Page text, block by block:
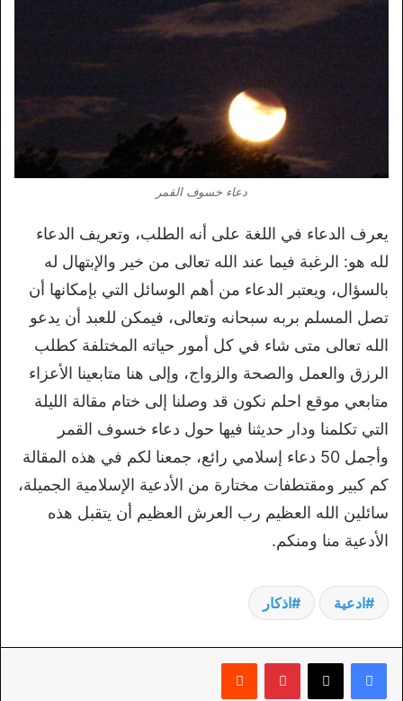
دعاء خسوف القمر
يعرف الدعاء في اللغة على أنه الطلب، وتعريف الدعاء
لله هو: الرغبة فيما عند الله تعالى من خير والإبتهال له
بالسؤال، ويعتبر الدعاء من أهم الوسائل التي بإمكانها أن
تصل المسلم بربه سبحانه وتعالى، فيمكن للعبد أن يدعو
الله تعالى متى شاء في كل أمور حياته المختلفة كطلب
الرزق والعمل والصحة والزواج، وإلى هنا متابعينا الأعزاء
متابعي موقع احلم نكون قد وصلنا إلى ختام مقالة الليلة
التي تكلمنا ودار حديثنا فيها حول دعاء خسوف القمر
وأجمل 50 دعاء إسلامي رائع، جمعنا لكم في هذه المقالة
كم كبير ومقتطفات مختارة من الأدعية الإسلامية الجميلة،
سائلين الله العظيم رب العرش العظيم أن يتقبل هذه
الأدعية منا ومنكم.
ادعية اذكار
بينتيريست